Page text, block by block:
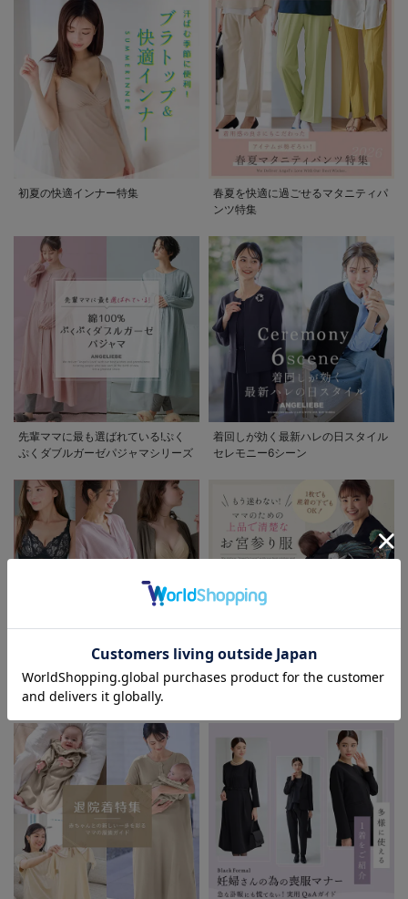
初夏の快適インナー特集
春夏を快適に過ごせるマタニティパ
ンツ特集
先輩ママに最も選ばれている!ぷく
ぷくダブルガーゼパジャマシリーズ
着回しが効く最新ハレの日スタイル
セレモニー6シーン
助産院監修シリーズ
もう迷わない!!ママのための上品で
お気に入り商品を確認する